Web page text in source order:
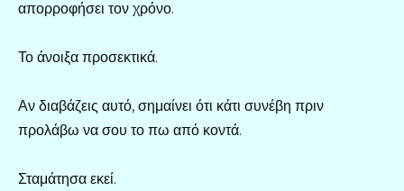
απορροφήσει τον χρόνο.
Το άνοιξα προσεκτικά.
Αν διαβάζεις αυτό, σημαίνει ότι κάτι συνέβη πριν
προλάβω να σου το πω από κοντά.
Σταμάτησα εκεί.